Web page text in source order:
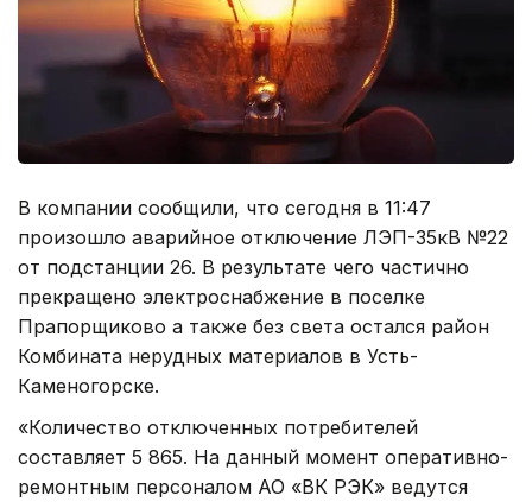
В компании сообщили, что сегодня в 11:47
произошло аварийное отключение ЛЭП-35кВ №22
от подстанции 26. В результате чего частично
прекращено электроснабжение в поселке
Прапорщиково а также без света остался район
Комбината нерудных материалов в Усть-
Каменогорске.
«Количество отключенных потребителей
составляет 5 865. На данный момент оперативно-
ремонтным персоналом АО «ВК РЭК» ведутся